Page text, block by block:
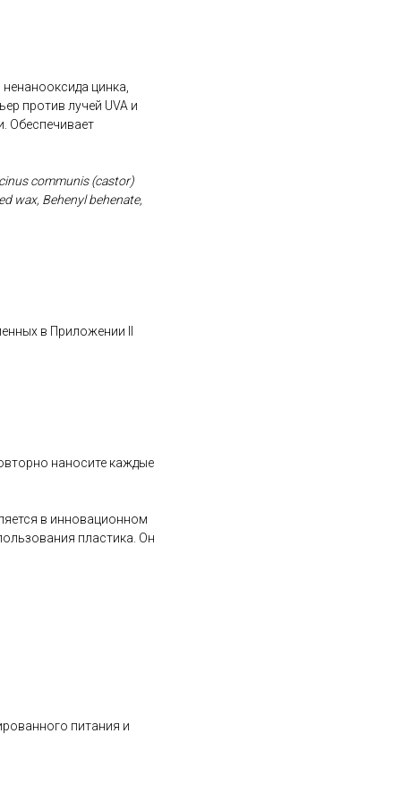
цинка,
против лучей UVA и
Обеспечивает
communis (castor)
wax, Behenyl behenate,
в Приложении II
наносите каждые
в инновационном
пластика. Он
питания и